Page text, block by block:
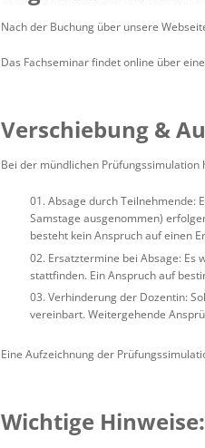
Nach der Buchung über unsere
Das Fachseminar findet online über
Verschiebung &
Bei der mündlichen Prüfungssimulation
Absage durch Teilnehmende:
Samstage ausgenommen)
besteht kein Anspruch auf einen
Ersatztermine bei Absage: Es
stattfinden. Ein Anspruch auf
Verhinderung der Dozentin:
vereinbart. Weitergehende
Eine Aufzeichnung der
Wichtige Hinweise: